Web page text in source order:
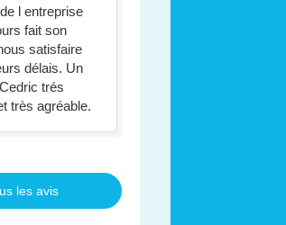
l entreprise
fait son
satisfaire
délais. Un
trés
très agréable.
les avis